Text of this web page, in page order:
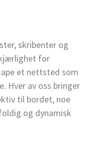
skribenter og
for
et nettsted som
Hver av oss bringer
til bordet, noe
og dynamisk